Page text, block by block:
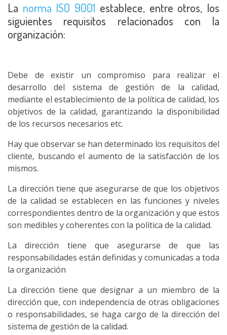
La norma ISO 9001 establece, entre otros, los
siguientes requisitos relacionados con la
organización:
Debe de existir un compromiso para realizar el
desarrollo del sistema de gestión de la calidad,
mediante el establecimiento de la política de calidad, los
objetivos de la calidad, garantizando la disponibilidad
de los recursos necesarios etc.
Hay que observar se han determinado los requisitos del
cliente, buscando el aumento de la satisfacción de los
mismos.
La dirección tiene que asegurarse de que los objetivos
de la calidad se establecen en las funciones y niveles
correspondientes dentro de la organización y que estos
son medibles y coherentes con la política de la calidad.
La dirección tiene que asegurarse de que las
responsabilidades están definidas y comunicadas a toda
la organización
La dirección tiene que designar a un miembro de la
dirección que, con independencia de otras obligaciones
o responsabilidades, se haga cargo de la dirección del
sistema de gestión de la calidad.